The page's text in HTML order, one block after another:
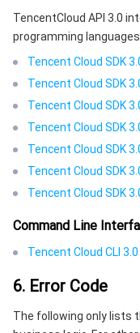
TencentCloud API 3.0
programming
Tencent Cloud SDK
Tencent Cloud SDK
Tencent Cloud SDK
Tencent Cloud SDK
Tencent Cloud SDK
Tencent Cloud SDK
Tencent Cloud SDK
Command Line
Tencent Cloud CLI 3.0
6. Error Code
The following only lists